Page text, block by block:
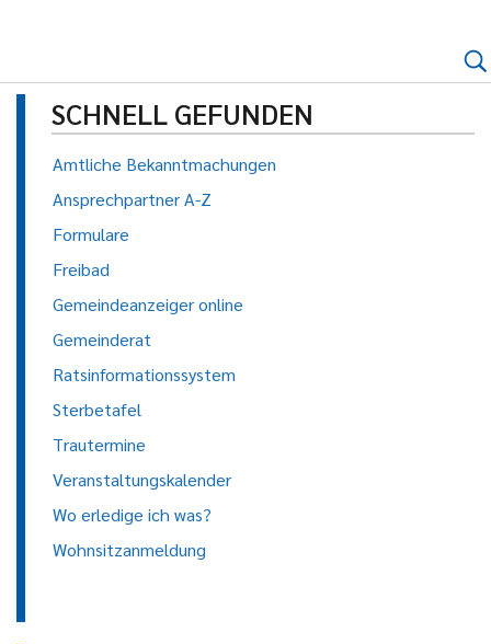
SCHNELL GEFUNDEN
Amtliche Bekanntmachungen
Ansprechpartner A-Z
Formulare
Freibad
Gemeindeanzeiger online
Gemeinderat
Ratsinformationssystem
Sterbetafel
Trautermine
Veranstaltungskalender
Wo erledige ich was?
Wohnsitzanmeldung